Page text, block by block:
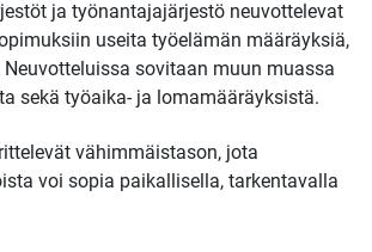
ja työnantajajärjestö neuvottelevat
useita työelämän määräyksiä,
sovitaan muun muassa
sekä työaika- ja lomamääräyksistä.
vähimmäistason, jota
voi sopia paikallisella, tarkentavalla